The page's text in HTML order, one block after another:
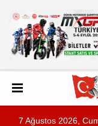
7 Ağustos 2026,